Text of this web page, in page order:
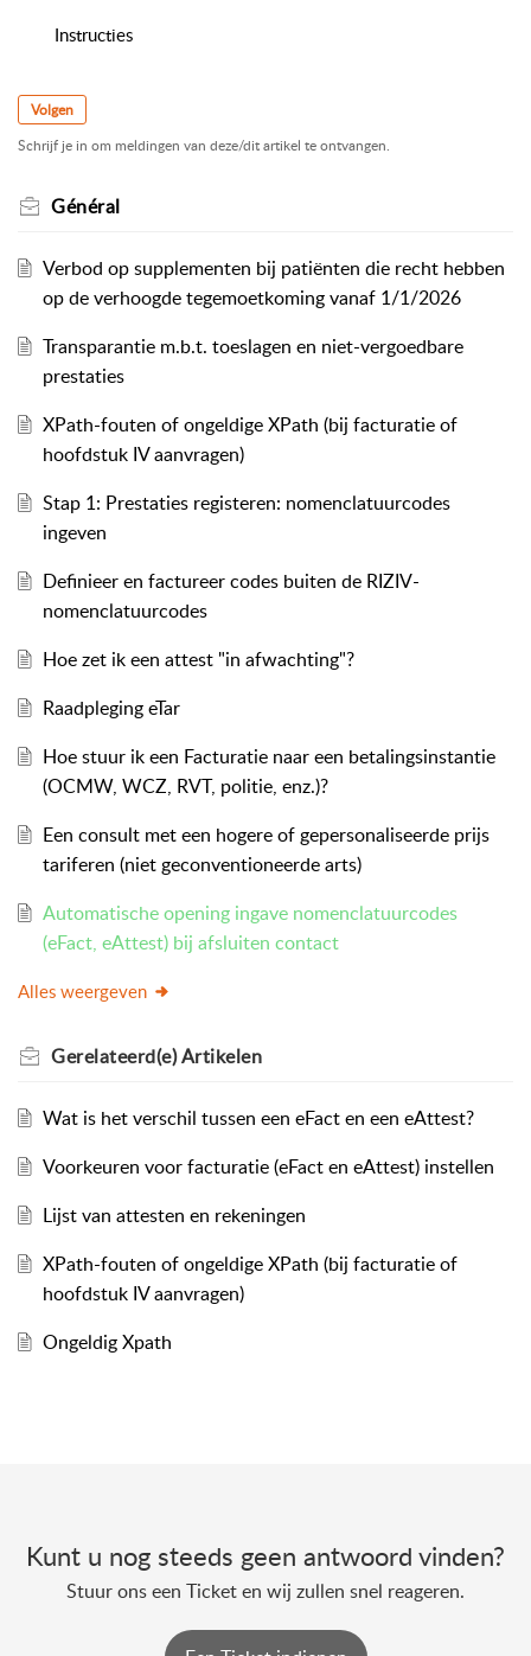
Instructies
Volgen
Schrijf je in om meldingen van deze/dit artikel te ontvangen.
Général
Verbod op supplementen bij patiënten die recht hebben
op de verhoogde tegemoetkoming vanaf 1/1/2026
Transparantie m.b.t. toeslagen en niet-vergoedbare
prestaties
XPath-fouten of ongeldige XPath (bij facturatie of
hoofdstuk IV aanvragen)
Stap 1: Prestaties registeren: nomenclatuurcodes
ingeven
Definieer en factureer codes buiten de RIZIV-
nomenclatuurcodes
Hoe zet ik een attest "in afwachting"?
Raadpleging eTar
Hoe stuur ik een Facturatie naar een betalingsinstantie
(OCMW, WCZ, RVT, politie, enz.)?
Een consult met een hogere of gepersonaliseerde prijs
tariferen (niet geconventioneerde arts)
Automatische opening ingave nomenclatuurcodes
(eFact, eAttest) bij afsluiten contact
Alles weergeven
Gerelateerd(e)Artikelen
Wat is het verschil tussen een eFact en een eAttest?
Voorkeuren voor facturatie (eFact en eAttest) instellen
Lijst van attesten en rekeningen
XPath-fouten of ongeldige XPath (bij facturatie of
hoofdstuk IV aanvragen)
Ongeldig Xpath
Kunt u nog steeds geen antwoord vinden?
Stuur ons een Ticket en wij zullen snel reageren.